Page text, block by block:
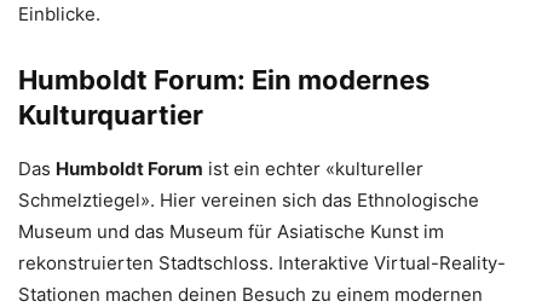
Einblicke.
Humboldt Forum: Ein modernes
Kulturquartier
Das Humboldt Forum ist ein echter «kultureller
Schmelztiegel». Hier vereinen sich das Ethnologische
Museum und das Museum für Asiatische Kunst im
rekonstruierten Stadtschloss. Interaktive Virtual-Reality-
Stationen machen deinen Besuch zu einem modernen